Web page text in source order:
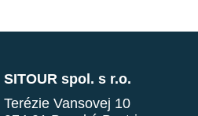
SITOUR spol. s r.o.
Terézie Vansovej 10